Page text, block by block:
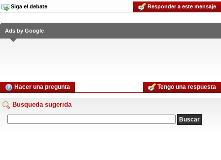
Siga el debate Responder a este mensaje
Ads by Google
Hacer una pregunta Tengo una respuesta
Busqueda sugerida